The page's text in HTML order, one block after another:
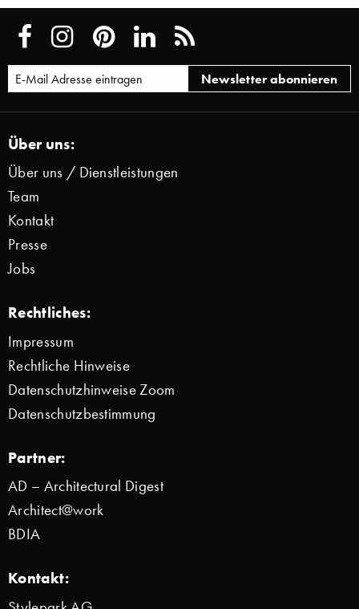
Über uns:
Über uns / Dienstleistungen
Team
Kontakt
Presse
Jobs
Rechtliches:
Impressum
Rechtliche Hinweise
Datenschutzhinweise Zoom
Datenschutzbestimmung
Partner:
AD – Architectural Digest
Architect@work
BDIA
Kontakt: